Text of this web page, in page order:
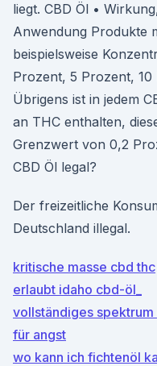
liegt. CBD Öl •
Anwendung Produkte
beispielsweise
Prozent, 5 Prozent,
Übrigens ist in jedem
an THC enthalten,
Grenzwert von 0,2
CBD Öl legal?
Der freizeitliche
Deutschland illegal.
kritische masse cbd thc
erlaubt idaho cbd-öl_
vollständiges
für angst
wo kann ich fichtenöl